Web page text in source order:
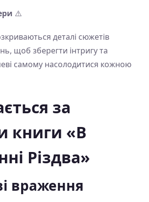
⚠️
деталі сюжетів
щоб зберегти інтригу та
самому насолодитися кожною
за
книги «В
Різдва»
враження